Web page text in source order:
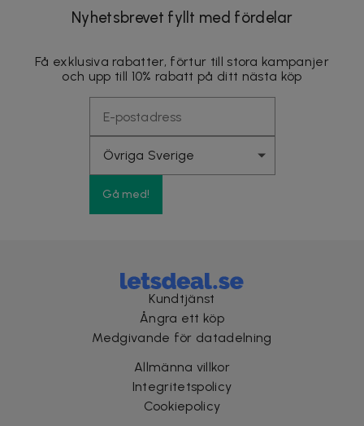
Nyhetsbrevet fyllt med fördelar
Få exklusiva rabatter, förtur till stora kampanjer
och upp till 10% rabatt på ditt nästa köp
Gå med!
Kundtjänst
Ångra ett köp
Medgivande för datadelning
Allmänna villkor
Integritetspolicy
Cookiepolicy